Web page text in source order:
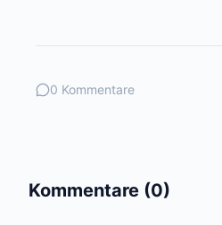
0 Kommentare
Kommentare (0)